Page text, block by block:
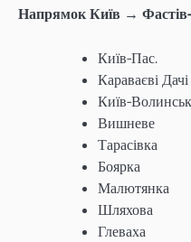
Напрямок Київ → Фастів-
Київ-Пас.
Караваєві Дачі
Київ-
Вишневе
Тарасівка
Боярка
Малютянка
Шляхова
Глеваха